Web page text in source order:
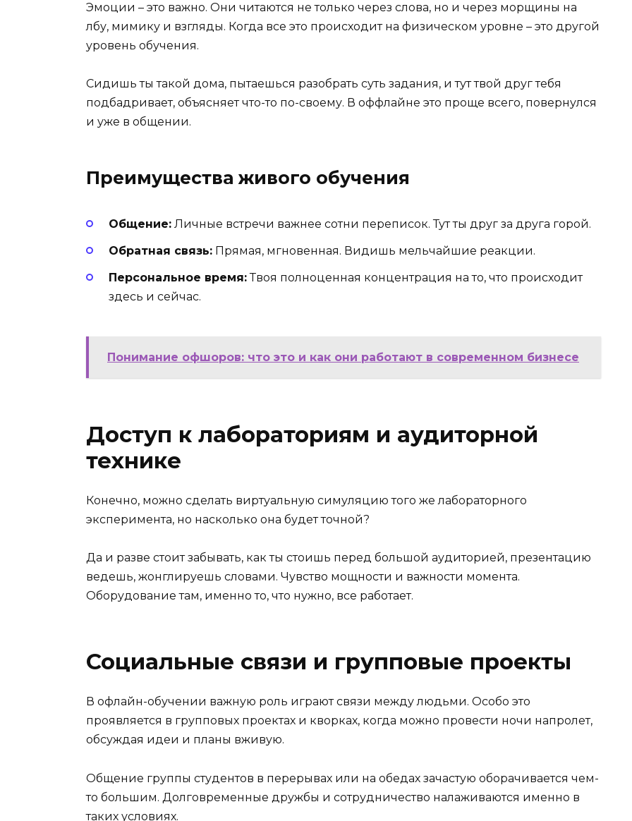
Эмоции – это важно. Они читаются не только через слова, но и через морщины на
лбу, мимику и взгляды. Когда все это происходит на физическом уровне – это другой
уровень обучения.
Сидишь ты такой дома, пытаешься разобрать суть задания, и тут твой друг тебя
подбадривает, объясняет что-то по-своему. В оффлайне это проще всего, повернулся
и уже в общении.
Преимущества живого обучения
Общение: Личные встречи важнее сотни переписок. Тут ты друг за друга горой.
Обратная связь: Прямая, мгновенная. Видишь мельчайшие реакции.
Персональное время:Твоя полноценная концентрация на то, что происходит
здесь и сейчас.
Понимание офшоров: что это и как они работают в современном бизнесе
Доступ к лабораториям и аудиторной
технике
Конечно, можно сделать виртуальную симуляцию того же лабораторного
эксперимента, но насколько она будет точной?
Да и разве стоит забывать, как ты стоишь перед большой аудиторией, презентацию
ведешь, жонглируешь словами. Чувство мощности и важности момента.
Оборудование там, именно то, что нужно, все работает.
Социальные связи и групповые проекты
В офлайн-обучении важную роль играют связи между людьми. Особо это
проявляется в групповых проектах и кворках, когда можно провести ночи напролет,
обсуждая идеи и планы вживую.
Общение группы студентов в перерывах или на обедах зачастую оборачивается чем-
то большим. Долговременные дружбы и сотрудничество налаживаются именно в
таких условиях.